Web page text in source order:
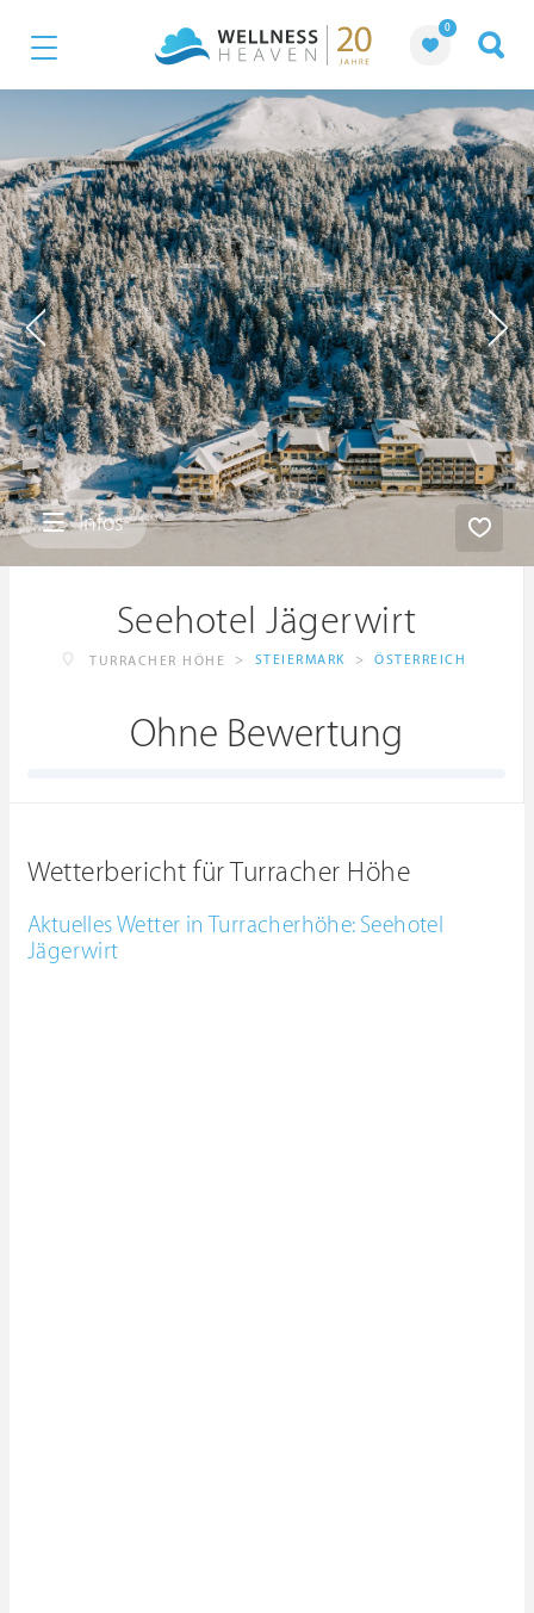
0
Infos
Seehotel Jägerwirt
TURRACHER HÖHE > STEIERMARK > ÖSTERREICH
Ohne Bewertung
Wetterbericht für Turracher Höhe
Aktuelles Wetter in Turracherhöhe: Seehotel
Jägerwirt